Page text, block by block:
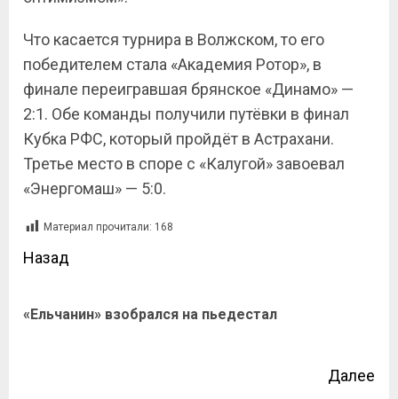
Что касается турнира в Волжском, то его
победителем стала «Академия Ротор», в
финале переигравшая брянское «Динамо» —
2:1. Обе команды получили путёвки в финал
Кубка РФС, который пройдёт в Астрахани.
Третье место в споре с «Калугой» завоевал
«Энергомаш» — 5:0.
Материал прочитали: 168
Назад
«Ельчанин» взобрался на пьедестал
Далее